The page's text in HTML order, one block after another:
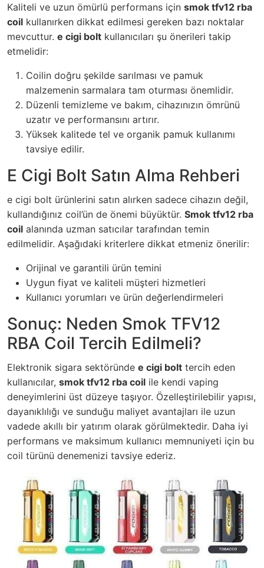
Kaliteli ve uzun ömürlü performans için smok tfv12 rba
coil kullanırken dikkat edilmesi gereken bazı noktalar
mevcuttur. e cigi bolt kullanıcıları şu önerileri takip
etmelidir:
Coilin doğru şekilde sarılması ve pamuk
malzemenin sarmalara tam oturması önemlidir.
Düzenli temizleme ve bakım, cihazınızın ömrünü
uzatır ve performansını artırır.
Yüksek kalitede tel ve organik pamuk kullanımı
tavsiye edilir.
E Cigi Bolt Satın Alma Rehberi
e cigi bolt ürünlerini satın alırken sadece cihazın değil,
kullandığınız coil’ün de önemi büyüktür. Smok tfv12 rba
coil alanında uzman satıcılar tarafından temin
edilmelidir. Aşağıdaki kriterlere dikkat etmeniz önerilir:
Orijinal ve garantili ürün temini
Uygun fiyat ve kaliteli müşteri hizmetleri
Kullanıcı yorumları ve ürün değerlendirmeleri
Sonuç: Neden Smok TFV12
RBA Coil Tercih Edilmeli?
Elektronik sigara sektöründe e cigi bolt tercih eden
kullanıcılar, smok tfv12 rba coil ile kendi vaping
deneyimlerini üst düzeye taşıyor. Özelleştirilebilir yapısı,
dayanıklılığı ve sunduğu maliyet avantajları ile uzun
vadede akıllı bir yatırım olarak görülmektedir. Daha iyi
performans ve maksimum kullanıcı memnuniyeti için bu
coil türünü denemenizi tavsiye ederiz.